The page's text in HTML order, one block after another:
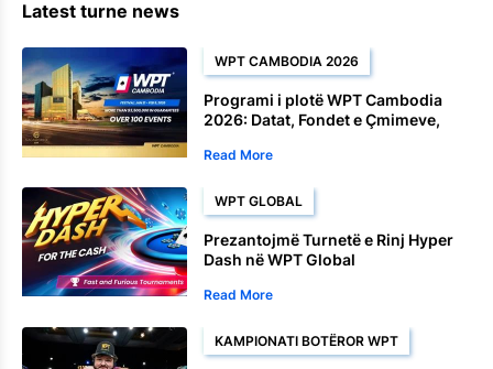
Latest turne news
WPT CAMBODIA 2026
Programi i plotë WPT Cambodia
2026: Datat, Fondet e Çmimeve,
Read More
WPT GLOBAL
Prezantojmë Turnetë e Rinj Hyper
Dash në WPT Global
Read More
KAMPIONATI BOTËROR WPT